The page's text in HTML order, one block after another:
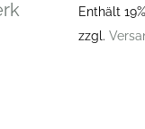
Enthält
zzgl.